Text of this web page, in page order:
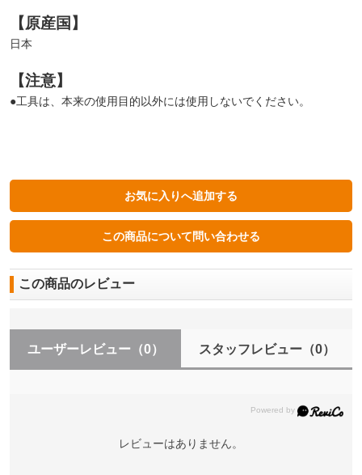
【原産国】
日本
【注意】
●工具は、本来の使用目的以外には使用しないでください。
この商品のレビュー
ユーザーレビュー （0） スタッフレビュー（0）
レビューはありません。